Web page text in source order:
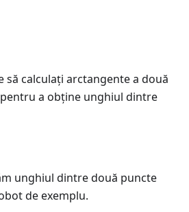
să calculați arctangente a două
a obține unghiul dintre
unghiul dintre două puncte
de exemplu.